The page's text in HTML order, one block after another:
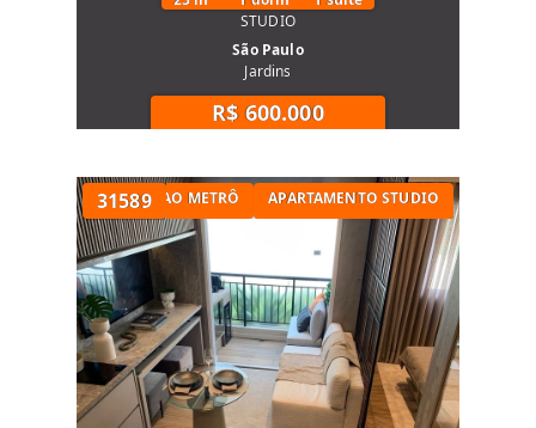
STUDIO
São Paulo
Jardins
R$ 600.000
31589
STUDIO PRÓXIMO AO METRÔ APARTAMENTO STUDIO